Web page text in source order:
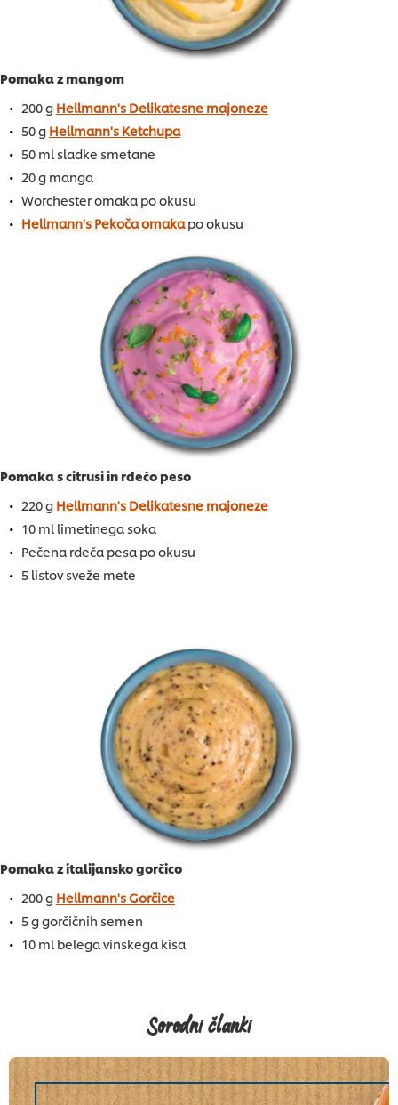
Pomaka z mangom
200 g Hellmann's Delikatesne majoneze
50 g Hellmann's Ketchupa
50 ml sladke smetane
20 g manga
Worchester omaka po okusu
Hellmann's Pekoča omakapo okusu
Pomaka s citrusi in rdečo peso
220 g Hellmann's Delikatesne majoneze
10 ml limetinega soka
Pečena rdeča pesa po okusu
5 listov sveže mete
Pomaka z italijansko gorčico
200 g Hellmann's Gorčice
5 g gorčičnih semen
10 ml belega vinskega kisa
Sorodni članki